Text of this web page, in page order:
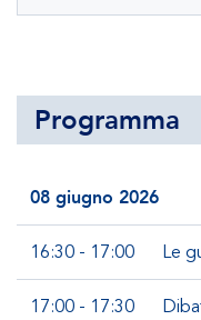
Programma
08 giugno 2026
16:30 - 17:00 Le
17:00 - 17:30